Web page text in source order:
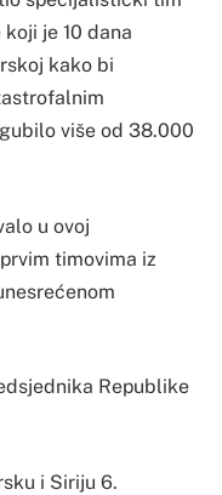
je 10 dana
kako bi
više od 38.000
u ovoj
timovima iz
Republike
i Siriju 6.